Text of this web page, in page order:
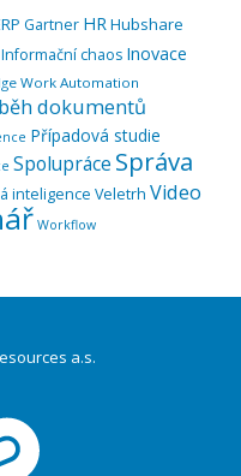
Gartner HR Hubshare
Informační chaos Inovace
Work Automation
dokumentů
Případová studie
Spolupráce Správa
inteligence Veletrh Video
Workflow
a.s.